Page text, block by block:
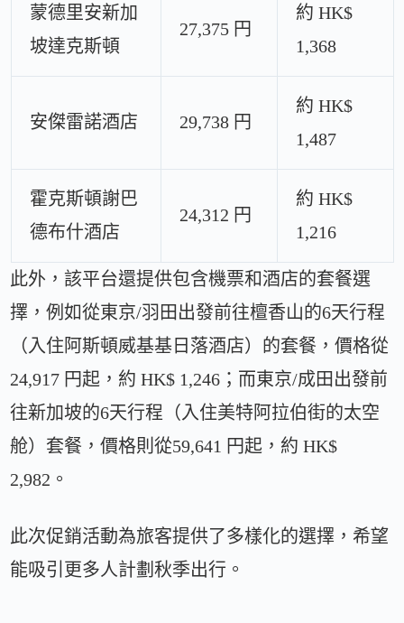
蒙德里安新加
坡達克斯頓
27,375 円
約 HK$
1,368
安傑雷諾酒店 29,738 円
約 HK$
1,487
霍克斯頓謝巴
德布什酒店
24,312 円
約 HK$
1,216
此外，該平台還提供包含機票和酒店的套餐選
擇，例如從東京/羽田出發前往檀香山的6天行程
（入住阿斯頓威基基日落酒店）的套餐，價格從
24,917 円起，約 HK$ 1,246；而東京/成田出發前
往新加坡的6天行程（入住美特阿拉伯街的太空
舱）套餐，價格則從59,641 円起，約 HK$
2,982。
此次促銷活動為旅客提供了多樣化的選擇，希望
能吸引更多人計劃秋季出行。